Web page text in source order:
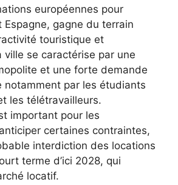
européennes pour
Espagne, gagne du terrain
touristique et
ville se caractérise par une
et une forte demande
notamment par les étudiants
les télétravailleurs.
important pour les
certaines contraintes,
interdiction des locations
terme d’ici 2028, qui
locatif.